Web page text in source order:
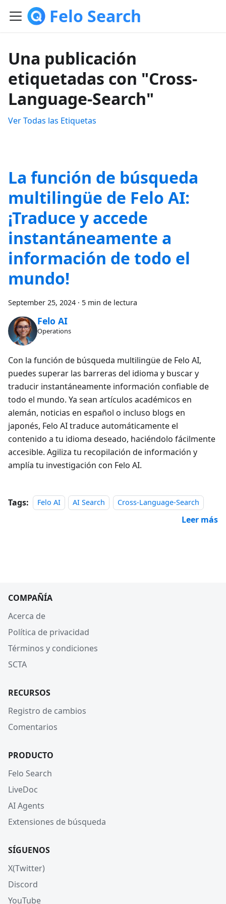
Felo Search
Una publicación
etiquetadas con "Cross-
Language-Search"
Ver Todas las Etiquetas
La función de búsqueda
multilingüe de Felo AI:
¡Traduce y accede
instantáneamente a
información de todo el
mundo!
September 25, 2024 · 5 min de lectura
Felo AI
Operations
Con la función de búsqueda multilingüe de Felo AI,
puedes superar las barreras del idioma y buscar y
traducir instantáneamente información confiable de
todo el mundo. Ya sean artículos académicos en
alemán, noticias en español o incluso blogs en
japonés, Felo AI traduce automáticamente el
contenido a tu idioma deseado, haciéndolo fácilmente
accesible. Agiliza tu recopilación de información y
amplía tu investigación con Felo AI.
Tags: Felo AI AI Search Cross-Language-Search
Leer más
COMPAÑÍA
Acerca de
Política de privacidad
Términos y condiciones
SCTA
RECURSOS
Registro de cambios
Comentarios
PRODUCTO
Felo Search
LiveDoc
AI Agents
Extensiones de búsqueda
SÍGUENOS
X(Twitter)
Discord
YouTube